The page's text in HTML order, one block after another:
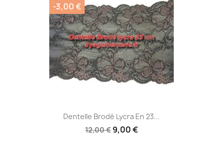
Dentelle Brodé Lycra En 23...
12,00 € 9,00 €
-3,00 €